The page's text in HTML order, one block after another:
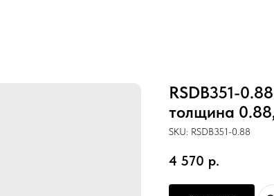
RSDB351-
толщина
SKU: RSDB351-0.88
4 570 р.